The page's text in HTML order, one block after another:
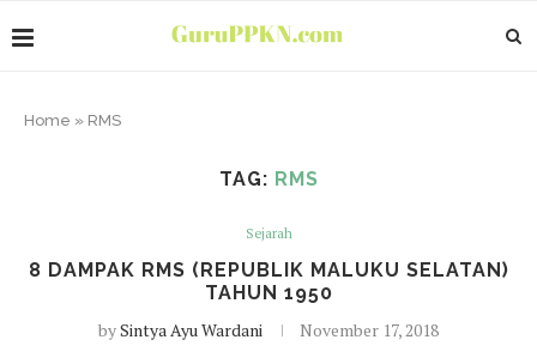
Home » RMS
TAG: RMS
Sejarah
8 DAMPAK RMS (REPUBLIK MALUKU SELATAN)
TAHUN 1950
bySintya Ayu Wardani November 17, 2018